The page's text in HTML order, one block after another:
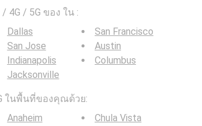
4G / 5G ของ ใน :
Dallas
San Jose
Indianapolis
Jacksonville
San Francisco
Austin
Columbus
ในพื้นที่ของคุณด้วย:
Anaheim
Chula Vista